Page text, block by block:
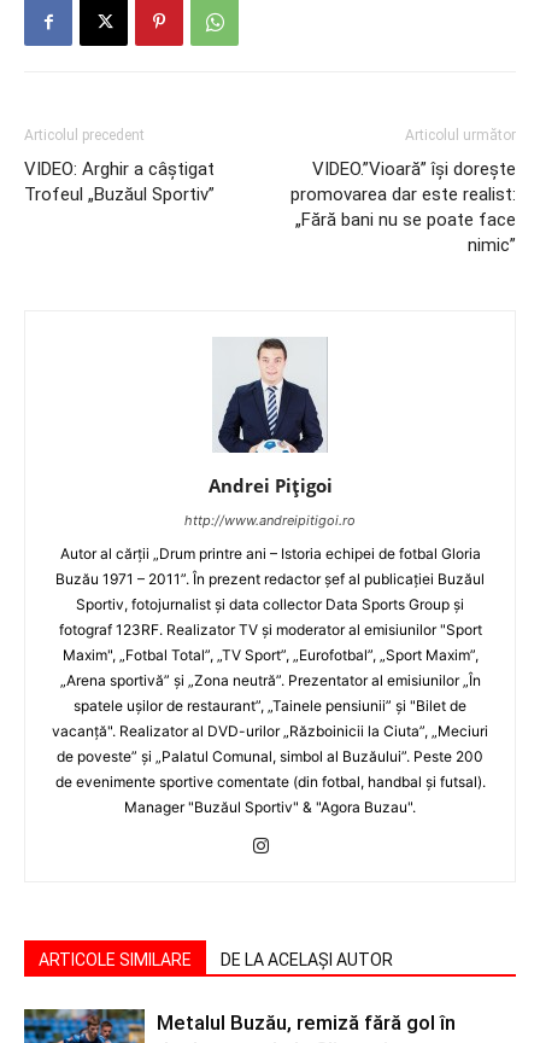
Articolul precedent
VIDEO: Arghir a câştigat
Trofeul „Buzăul Sportiv”
Articolul următor
VIDEO.”Vioară” îşi doreşte
promovarea dar este realist:
„Fără bani nu se poate face
nimic”
Andrei Pițigoi
http://www.andreipitigoi.ro
Autor al cărţii „Drum printre ani – Istoria echipei de fotbal Gloria
Buzău 1971 – 2011”. În prezent redactor şef al publicaţiei Buzăul
Sportiv, fotojurnalist şi data collector Data Sports Group şi
fotograf 123RF. Realizator TV şi moderator al emisiunilor "Sport
Maxim", „Fotbal Total”, „TV Sport”, „Eurofotbal”, „Sport Maxim”,
„Arena sportivă” şi „Zona neutră”. Prezentator al emisiunilor „În
spatele uşilor de restaurant”, „Tainele pensiunii” şi "Bilet de
vacanţă". Realizator al DVD-urilor „Războinicii la Ciuta”, „Meciuri
de poveste” şi „Palatul Comunal, simbol al Buzăului”. Peste 200
de evenimente sportive comentate (din fotbal, handbal şi futsal).
Manager "Buzăul Sportiv" & "Agora Buzau".
ARTICOLE SIMILARE DE LA ACELAȘI AUTOR
Metalul Buzău, remiză fără gol în